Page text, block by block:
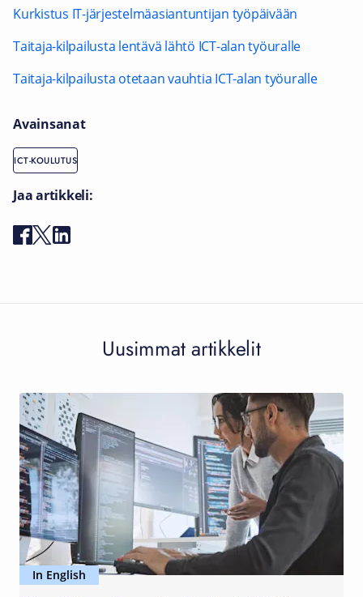
Kurkistus IT-järjestelmäasiantuntijan työpäivään
Taitaja-kilpailusta lentävä lähtö ICT-alan työuralle
Taitaja-kilpailusta otetaan vauhtia ICT-alan työuralle
Avainsanat
ICT-KOULUTUS
Jaa artikkeli:
Uusimmat artikkelit
In English